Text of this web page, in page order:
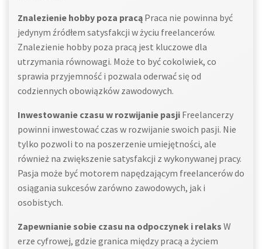
Znalezienie hobby poza pracą Praca nie powinna być
jedynym źródłem satysfakcji w życiu freelancerów.
Znalezienie hobby poza pracą jest kluczowe dla
utrzymania równowagi. Może to być cokolwiek, co
sprawia przyjemność i pozwala oderwać się od
codziennych obowiązków zawodowych.
Inwestowanie czasu w rozwijanie pasji Freelancerzy
powinni inwestować czas w rozwijanie swoich pasji. Nie
tylko pozwoli to na poszerzenie umiejętności, ale
również na zwiększenie satysfakcji z wykonywanej pracy.
Pasja może być motorem napędzającym freelancerów do
osiągania sukcesów zarówno zawodowych, jak i
osobistych.
Zapewnianie sobie czasu na odpoczynek i relaks W
erze cyfrowej, gdzie granica między pracą a życiem